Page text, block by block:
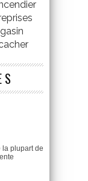
la plupart de